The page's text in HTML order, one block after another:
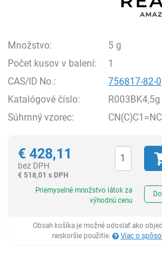
Množstvo:
5 g
Počet kusov v balení:
1
CAS/ID No.:
756817-82-0
Katalógové číslo:
R003BK4,5g
Súhrnný vzorec:
€ 428,11
bez DPH
€ 518,01 s DPH
Priemyselné množstvo látok za
výhodnú cenu
Obsah košíka je možné odoslať ako
neskoršie použitie.
Viac o